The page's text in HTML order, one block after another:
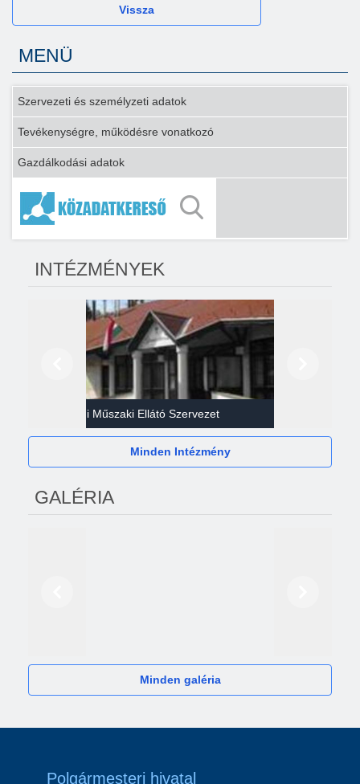
Vissza
MENÜ
Szervezeti és személyzeti adatok
Tevékenységre, működésre vonatkozó
Gazdálkodási adatok
INTÉZMÉNYEK
Gazdasági Műszaki Ellátó Szervezet
Minden Intézmény
GALÉRIA
Minden galéria
Polgármesteri hivatal